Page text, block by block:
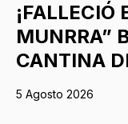
¡FALLECIÓ
MUNRRA”
CANTINA
5 Agosto 2026